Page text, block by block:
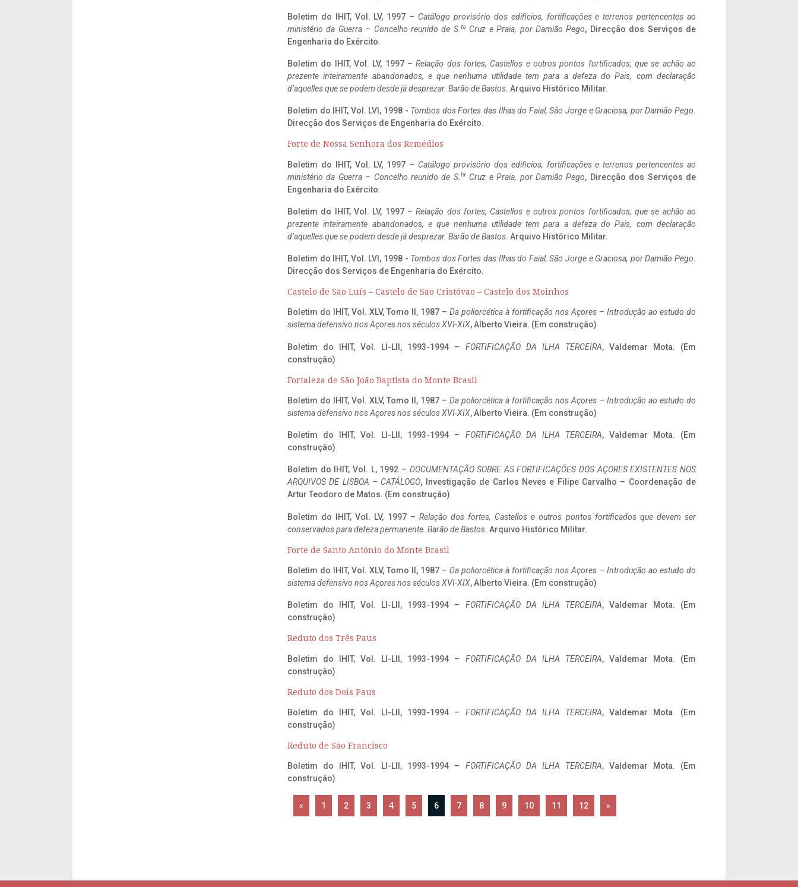
Boletim do IHIT, Vol. LV, 1997 – Catálogo provisório dos edificios, fortificações e terrenos pertencentes ao
ministério da Guerra – Concelho reunido de S. ta Cruz e Praia, por Damião Pego, Direcção dos Serviços de
Engenharia do Exército.
Boletim do IHIT, Vol. LV, 1997 –Relação dos fortes, Castellos e outros pontos fortificados, que se achão ao
prezente inteiramente abandonados, e que nenhuma utilidade tem para a defeza do Pais, com declaração
d’aquelles que se podem desde já desprezar. Barão de Bastos. Arquivo Histórico Militar.
Boletim do IHIT, Vol. LVI, 1998 - Tombos dos Fortes das Ilhas do Faial, São Jorge e Graciosa, por Damião Pego.
Direcção dos Serviços de Engenharia do Exército.
Forte de Nossa Senhora dos Remédios
Boletim do IHIT, Vol. LV, 1997 – Catálogo provisório dos edificios, fortificações e terrenos pertencentes ao
ministério da Guerra – Concelho reunido de S. ta Cruz e Praia, por Damião Pego, Direcção dos Serviços de
Engenharia do Exército.
Boletim do IHIT, Vol. LV, 1997 –Relação dos fortes, Castellos e outros pontos fortificados, que se achão ao
prezente inteiramente abandonados, e que nenhuma utilidade tem para a defeza do Pais, com declaração
d’aquelles que se podem desde já desprezar. Barão de Bastos. Arquivo Histórico Militar.
Boletim do IHIT, Vol. LVI, 1998 - Tombos dos Fortes das Ilhas do Faial, São Jorge e Graciosa, por Damião Pego.
Direcção dos Serviços de Engenharia do Exército.
Castelo de São Luís – Castelo de São Cristóvão – Castelo dos Moinhos
Boletim do IHIT, Vol. XLV, Tomo II, 1987 – Da poliorcética à fortificação nos Açores – Introdução ao estudo do
sistema defensivo nos Açores nos séculos XVI-XIX, Alberto Vieira. (Em construção)
Boletim do IHIT, Vol. LI-LII, 1993-1994 – FORTIFICAÇÃO DA ILHA TERCEIRA, Valdemar Mota. (Em
construção)
Fortaleza de São João Baptista do Monte Brasil
Boletim do IHIT, Vol. XLV, Tomo II, 1987 – Da poliorcética à fortificação nos Açores – Introdução ao estudo do
sistema defensivo nos Açores nos séculos XVI-XIX, Alberto Vieira. (Em construção)
Boletim do IHIT, Vol. LI-LII, 1993-1994 – FORTIFICAÇÃO DA ILHA TERCEIRA, Valdemar Mota. (Em
construção)
Boletim do IHIT, Vol. L, 1992 – DOCUMENTAÇÃO SOBRE AS FORTIFICAÇÕES DOS AÇORES EXISTENTES NOS
ARQUIVOS DE LISBOA – CATÁLOGO, Investigação de Carlos Neves e Filipe Carvalho – Coordenação de
Artur Teodoro de Matos. (Em construção)
Boletim do IHIT, Vol. LV, 1997 – Relação dos fortes, Castellos e outros pontos fortificados que devem ser
conservados para defeza permanente. Barão de Bastos. Arquivo Histórico Militar.
Forte de Santo António do Monte Brasil
Boletim do IHIT, Vol. XLV, Tomo II, 1987 – Da poliorcética à fortificação nos Açores – Introdução ao estudo do
sistema defensivo nos Açores nos séculos XVI-XIX, Alberto Vieira. (Em construção)
Boletim do IHIT, Vol. LI-LII, 1993-1994 – FORTIFICAÇÃO DA ILHA TERCEIRA, Valdemar Mota. (Em
construção)
Reduto dos Três Paus
Boletim do IHIT, Vol. LI-LII, 1993-1994 – FORTIFICAÇÃO DA ILHA TERCEIRA, Valdemar Mota. (Em
construção)
Reduto dos Dois Paus
Boletim do IHIT, Vol. LI-LII, 1993-1994 – FORTIFICAÇÃO DA ILHA TERCEIRA, Valdemar Mota. (Em
construção)
Reduto de São Francisco
Boletim do IHIT, Vol. LI-LII, 1993-1994 – FORTIFICAÇÃO DA ILHA TERCEIRA, Valdemar Mota. (Em
construção)
« 1 2 3 4 5 6 7 8 9 10 11 12 »